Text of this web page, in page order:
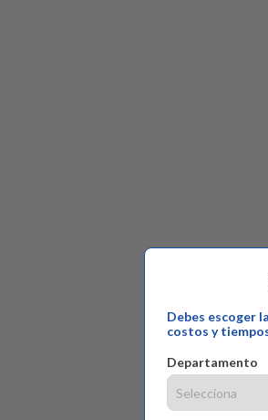
Debes escoger
costos y
Departamento